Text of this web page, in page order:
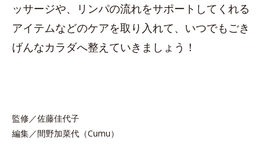
ッサージや、リンパの流れをサポートしてくれる
アイテムなどのケアを取り入れて、いつでもごき
げんなカラダへ整えていきましょう！
監修／佐藤佳代子
編集／間野加菜代（Cumu）